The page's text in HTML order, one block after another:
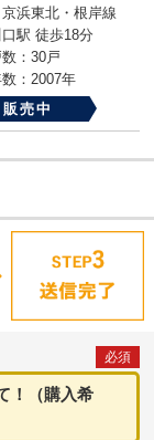
京浜東北・根岸線
駅 徒歩18分
：30戸
：2007年
販売中
必須
！（購入希